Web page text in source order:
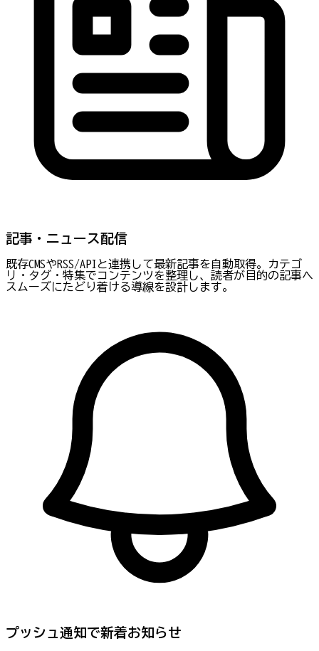
記事・ニュース配信
既存CMSやRSS/APIと連携して最新記事を自動取得。カテゴ
リ・タグ・特集でコンテンツを整理し、読者が目的の記事へ
スムーズにたどり着ける導線を設計します。
プッシュ通知で新着お知らせ